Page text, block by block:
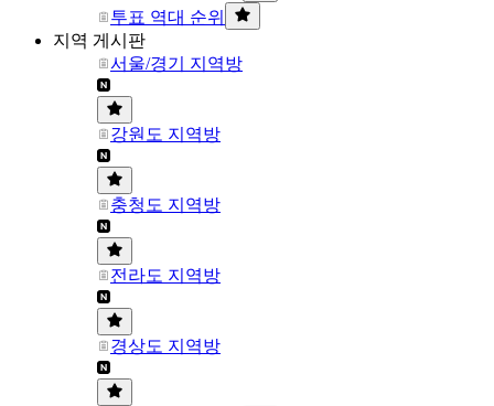
투표 역대 순위
지역 게시판
서울/경기 지역방
강원도 지역방
충청도 지역방
전라도 지역방
경상도 지역방